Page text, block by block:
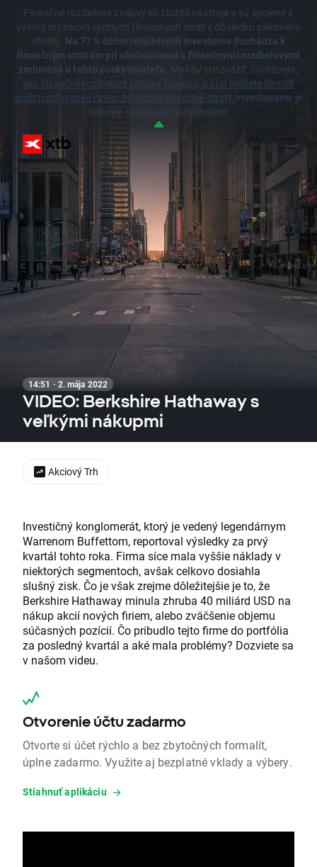
Finančné rozdielové zmluvy sú zložité nástroje a sú spojené s
vysokým rizikom rýchlych finančných strát v dôsledku pákového
efektu. Na 77 % účtov retailových investorov dochádza k
finančným stratám pri obchodovaní s finančnými rozdielovými
zmluvami u tohto poskytovateľa. Mali by ste zvážiť, či chápete,
ako finančné rozdielové zmluvy fungujú, a či si môžete dovoliť
podstúpiť vysoké riziko, že utrpíte finančné straty.Investovanie je
rizikové. Investujte zodpovedne.
14:51 · 2. mája 2022
VIDEO: Berkshire Hathaway s
veľkými nákupmi
Investičný konglomerát, ktorý je vedený legendárnym
Warrenom Buffettom, reportoval výsledky za prvý
kvartál tohto roka. Firma síce mala vyššie náklady v
niektorých segmentoch, avšak celkovo dosiahla
slušný zisk. Čo je však zrejme dôležitejšie je to, že
Berkshire Hathaway minula zhruba 40 miliárd USD na
nákup akcií nových firiem, alebo zväčšenie objemu
súčasných pozícií. Čo pribudlo tejto firme do portfólia
za posledný kvartál a aké mala problémy? Dozviete sa
v našom videu.
Otvorenie účtu zadarmo
Otvorte si účet rýchlo a bez zbytočných formalít,
úplne zadarmo. Využite aj bezplatné vklady a výbery.
Stiahnuť aplikáciu
Akciový Trh